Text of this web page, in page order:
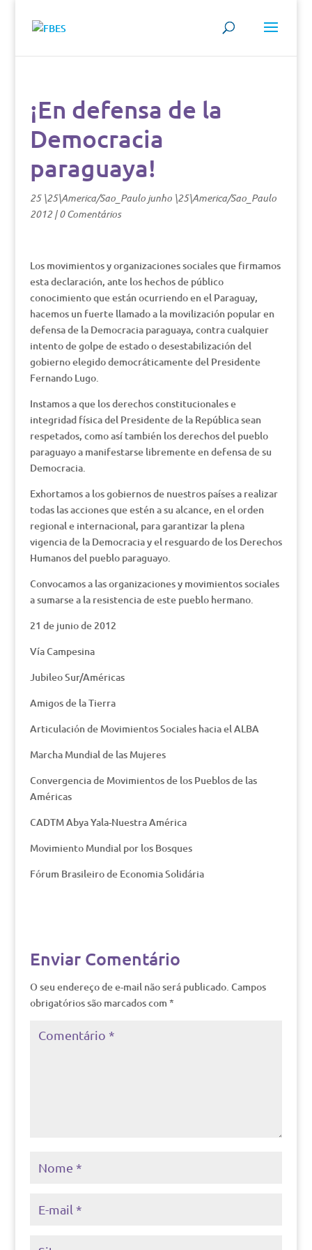
¡En defensa de la
Democracia
paraguaya!
25 \25\America/Sao_Paulo junho \25\America/Sao_Paulo
2012|0 Comentários
Los movimientos y organizaciones sociales que firmamos
esta declaración, ante los hechos de público
conocimiento que están ocurriendo en el Paraguay,
hacemos un fuerte llamado a la movilización popular en
defensa de la Democracia paraguaya, contra cualquier
intento de golpe de estado o desestabilización del
gobierno elegido democráticamente del Presidente
Fernando Lugo.
Instamos a que los derechos constitucionales e
integridad física del Presidente de la República sean
respetados, como así también los derechos del pueblo
paraguayo a manifestarse libremente en defensa de su
Democracia.
Exhortamos a los gobiernos de nuestros países a realizar
todas las acciones que estén a su alcance, en el orden
regional e internacional, para garantizar la plena
vigencia de la Democracia y el resguardo de los Derechos
Humanos del pueblo paraguayo.
Convocamos a las organizaciones y movimientos sociales
a sumarse a la resistencia de este pueblo hermano.
21 de junio de 2012
Vía Campesina
Jubileo Sur/Américas
Amigos de la Tierra
Articulación de Movimientos Sociales hacia el ALBA
Marcha Mundial de las Mujeres
Convergencia de Movimientos de los Pueblos de las
Américas
CADTM Abya Yala-Nuestra América
Movimiento Mundial por los Bosques
Fórum Brasileiro de Economia Solidária
Enviar Comentário
O seu endereço de e-mail não será publicado. Campos
obrigatórios são marcados com *